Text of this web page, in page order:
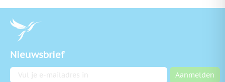
Nieuwsbrief
E-mailadres Aanmelden